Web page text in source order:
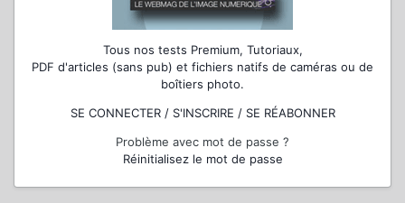
Tous nos tests Premium, Tutoriaux,
PDF d'articles (sans pub) et fichiers natifs de caméras ou de
boîtiers photo.
SE CONNECTER / S'INSCRIRE / SE RÉABONNER
Problème avec mot de passe ?
Réinitialisez le mot de passe